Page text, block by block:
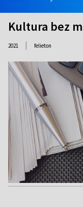
Kultura bez
2021 | felieton